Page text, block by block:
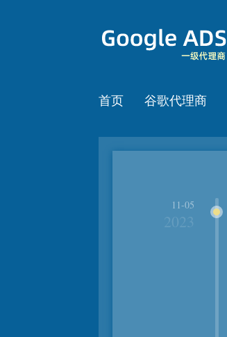
首页 谷歌代理商
11-05
2023